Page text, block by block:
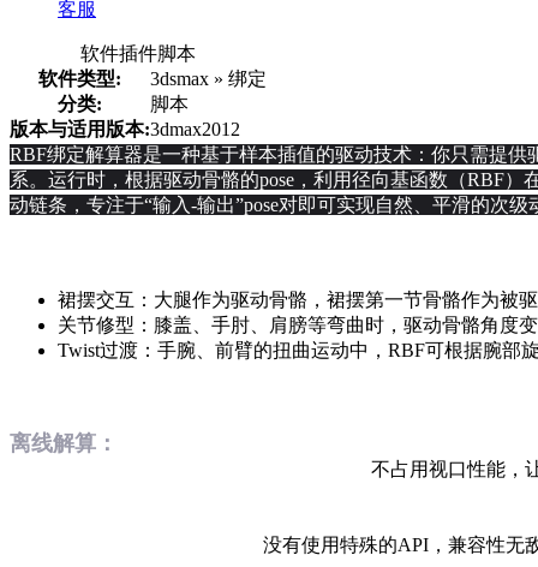
客服
软件插件脚本
软件类型:
3dsmax » 绑定
分类:
脚本
版本与适用版本:3dmax2012
RBF绑定解算器是一种基于样本插值的驱动技术：你只需提
系。运行时，根据驱动骨骼的pose，利用径向基函数（RBF
动链条，专注于“输入-输出”pose对即可实现自然、平滑的次级
裙摆交互：大腿作为驱动骨骼，裙摆第一节骨骼作为被
关节修型：膝盖、手肘、肩膀等弯曲时，驱动骨骼角度
Twist过渡：手腕、前臂的扭曲运动中，RBF可根据腕部
离线解算：
不占用视口性能，
没有使用特殊的API，兼容性无